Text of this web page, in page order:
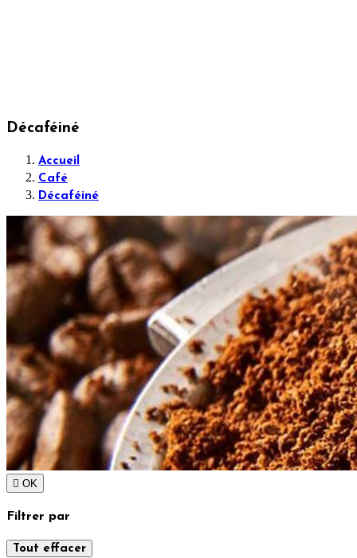
Décaféiné
Accueil
Café
Décaféiné
 OK
Filtrer par
Tout effacer